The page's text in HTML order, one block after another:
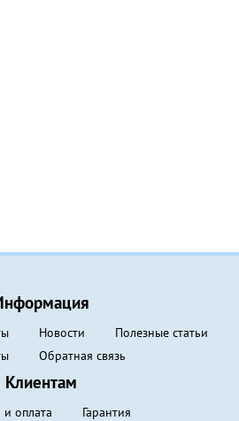
Новости
Полезные статьи
Обратная связь
Клиентам
и оплата
Гарантия